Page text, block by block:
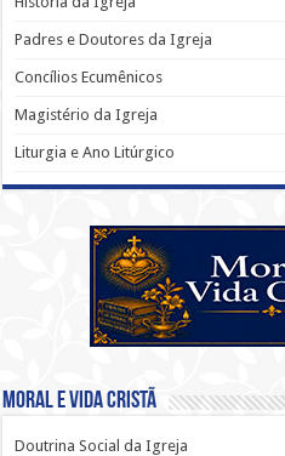
Padres e Doutores da Igreja
Concílios Ecumênicos
Magistério da Igreja
Liturgia e Ano Litúrgico
Moral e Vida Cristã
Doutrina Social da Igreja